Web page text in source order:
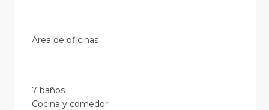
Área de oficinas
7 baños
Cocina y comedor